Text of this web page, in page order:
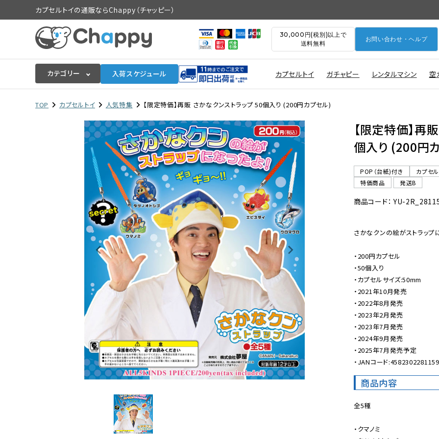
カプセルトイの通販ならChappy（チャッピー）
30,000円(税別)以上で
送料無料
お問い合わせ・ヘルプ
カテゴリー 入荷スケジュール カプセルトイ ガチャピー レンタルマシン 空
ログイン 会員登録
入荷スケジュールをチェック
カプセルトイマシン本体
販促用空カプセル
販促用カプセルトイ
よくあるご質問
ご利用ガイド
06-6282-7659
TOP カプセルトイ 人気特集 【限定特価】再販 さかなクンストラップ 50個入り (200円カプセル)
【限定特価】再
個入り (200円
POP（台紙)付き
カプセ
特価商品
発送B
商品コード： YU-
さかなクンの絵がストラップ
・200円カプセル
・50個入り
・カプセルサイズ:50mm
・2021年10月発売
・2022年8月発売
・2023年2月発売
・2023年7月発売
・2024年9月発売
・2025年7月発売予定
・JANコード:4582302281159
商品内容
全5種
・クマノミ